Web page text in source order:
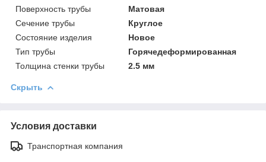
Поверхность трубы
Матовая
Сечение трубы
Круглое
Состояние изделия
Новое
Тип трубы
Горячедеформированная
Толщина стенки трубы
2.5 мм
Скрыть
Условия доставки
Транспортная компания